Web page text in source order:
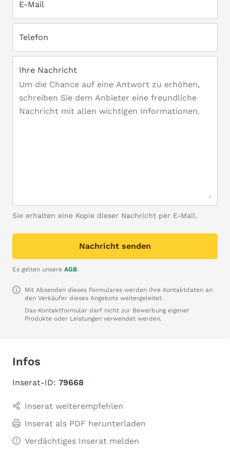
E-Mail
Telefon
Ihre Nachricht
Sie erhalten eine Kopie dieser Nachricht per E-Mail.
Nachricht senden
Es gelten unsere AGB.
Mit Absenden dieses Formulares werden Ihre Kontaktdaten an
den Verkäufer dieses Angebots weitergeleitet.
Das Kontaktformular darf nicht zur Bewerbung eigener
Produkte oder Leistungen verwendet werden.
Infos
Inserat-ID: 79668
Inserat weiterempfehlen
Inserat als PDF herunterladen
Verdächtiges Inserat melden